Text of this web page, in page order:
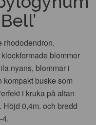
rhododendron.
blommor
nyans, blommar i
kompakt buske som
i kruka på altan
Höjd 0,4m. och bredd
4.